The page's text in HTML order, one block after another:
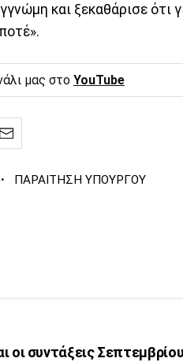
και ξεκαθάρισε ότι
μας στο YouTube
· ΠΑΡΑΙΤΗΣΗ ΥΠΟΥΡΓΟΥ
οι συντάξεις